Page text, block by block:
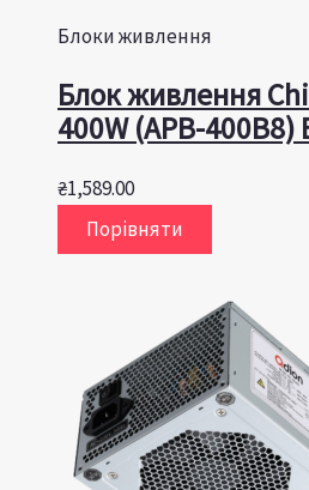
Блоки живлення
Блок живлення
400W (APB-400B8)
₴1,589.00
Порівняти